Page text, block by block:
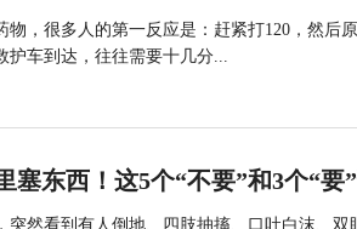
物，很多人的第一反应是：赶紧打120，然后
护车到达，往往需要十几分...
塞东西！这5个“不要”和3个“要
突然看到有人倒地、四肢抽搐、口吐白沫、